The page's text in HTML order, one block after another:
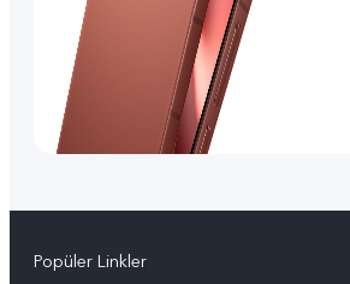
Popüler Linkler